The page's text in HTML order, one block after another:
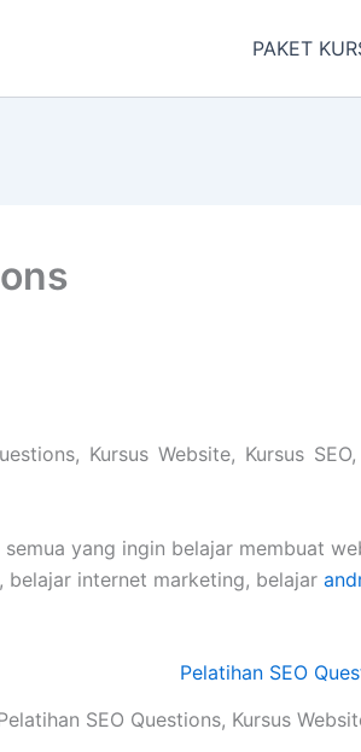
PAKET
Kursus Website, Kursus
yang ingin belajar membuat
belajar internet marketing, belajar
SEO Questions, Kursus